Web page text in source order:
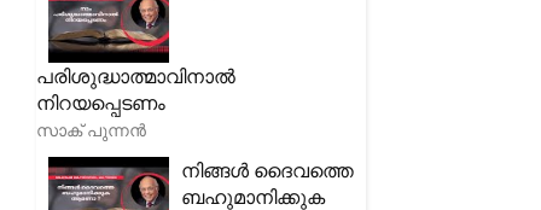
പരിശുദ്ധാത്മാവിനാൽ
നിറയപ്പെടണം
സാക് പുന്നൻ
നിങ്ങൾ ദൈവത്തെ
ബഹുമാനിക്കുക